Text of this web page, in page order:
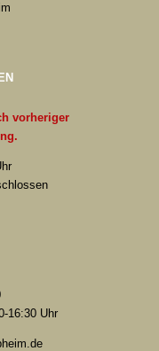
vorheriger
16:30 Uhr